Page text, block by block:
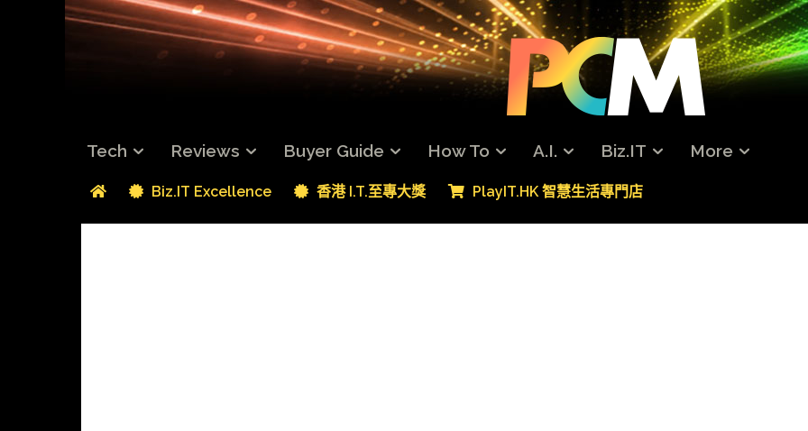
Tech Reviews Buyer Guide How To A.I. Biz.IT More
Biz.IT Excellence 香港 I.T.至專大獎 PlayIT.HK 智慧生活專門店